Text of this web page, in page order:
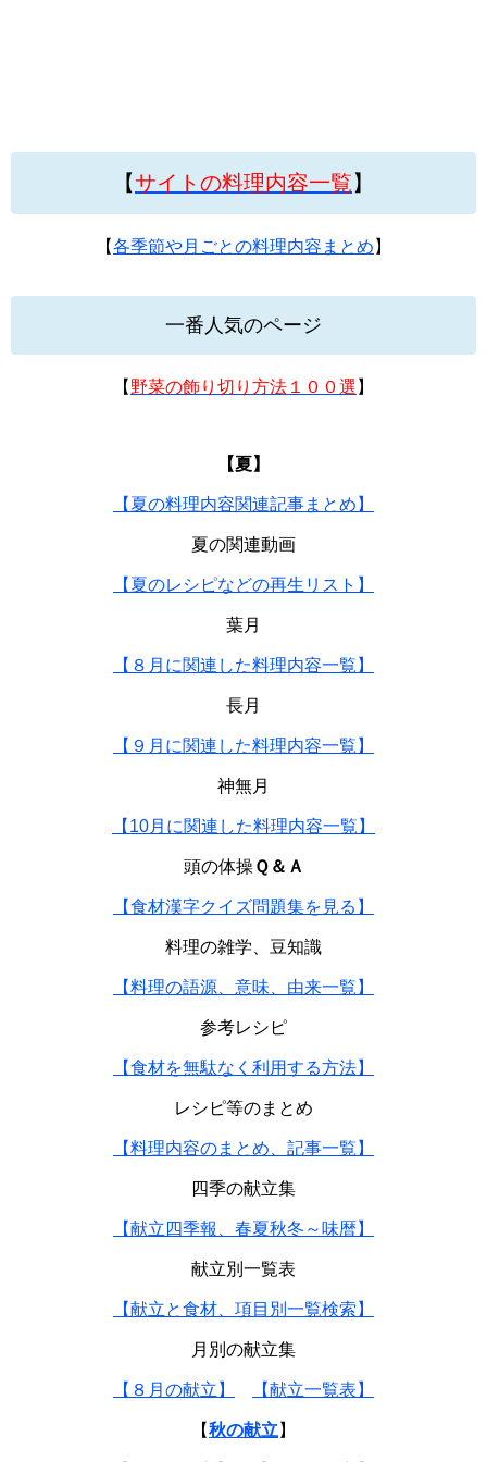
【サイトの料理内容一覧】
【各季節や月ごとの料理内容まとめ 】
一番人気のページ
【 野菜の飾り切り方法１００選 】
【夏】
【夏の料理内容関連記事まとめ】
夏の関連動画
【夏のレシピなどの再生リスト】
葉月
【８月に関連した料理内容一覧】
長月
【９月に関連した料理内容一覧】
神無月
【10月に関連した料理内容一覧】
頭の体操Ｑ＆Ａ
【食材漢字クイズ問題集を見る】
料理の雑学、豆知識
【料理の語源、意味、由来一覧】
参考レシピ
【食材を無駄なく利用する方法】
レシピ等のまとめ
【料理内容のまとめ、記事一覧】
四季の献立集
【献立四季報、春夏秋冬～味暦】
献立別一覧表
【献立と食材、項目別一覧検索】
月別の献立集
【８月の献立】 【献立一覧表】
【秋の献立 】